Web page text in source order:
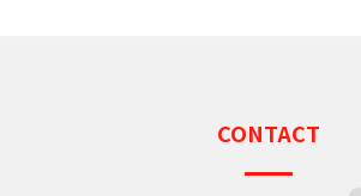
CONTACT